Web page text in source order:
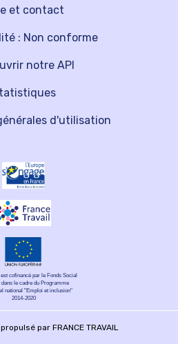
notre API
et contact
: Non conforme
d'utilisation
cofinancé par le Fonds Social
dans le cadre du Programme
national "Emploi et inclusion"
2014-2020
par FRANCE TRAVAIL